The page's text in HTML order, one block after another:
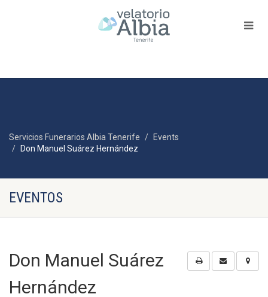
Servicios Funerarios Albia Tenerife
Events
Don Manuel Suárez Hernández
EVENTOS
Don Manuel Suárez
Hernández